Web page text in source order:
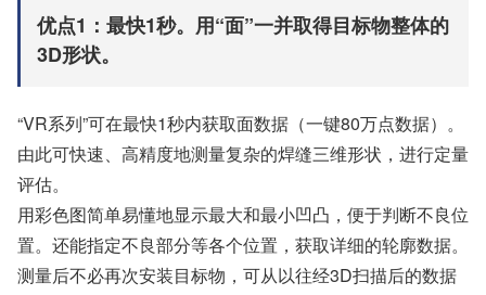
优点1：最快1秒。用“面”一并取得目标物整体的
3D形状。
“VR系列”可在最快1秒内获取面数据（一键80万点数据）。
由此可快速、高精度地测量复杂的焊缝三维形状，进行定量
评估。
用彩色图简单易懂地显示最大和最小凹凸，便于判断不良位
置。还能指定不良部分等各个位置，获取详细的轮廓数据。
测量后不必再次安装目标物，可从以往经3D扫描后的数据